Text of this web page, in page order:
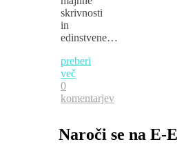
skrivnosti
in
edinstvene…
preberi
več
0
komentarjev
Naroči se na E-